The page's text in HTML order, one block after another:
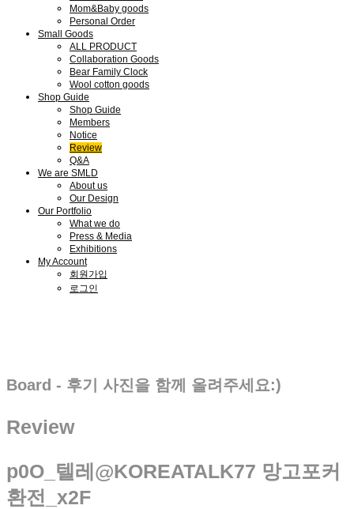
Mom&Baby goods
Personal Order
Small Goods
ALL PRODUCT
Collaboration Goods
Bear Family Clock
Wool cotton goods
Shop Guide
Shop Guide
Members
Notice
Review
Q&A
We are SMLD
About us
Our Design
Our Portfolio
What we do
Press & Media
Exhibitions
My Account
회원가입
로그인
Board - 후기 사진을 함께 올려주세요:)
Review
p0O_텔레@KOREATALK77 망고포커
환전_x2F